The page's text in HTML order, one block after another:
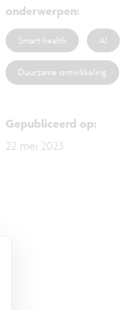
onderwerpen:
Smart health AI
Duurzame ontwikkeling
Gepubliceerd op:
22 mei 2023